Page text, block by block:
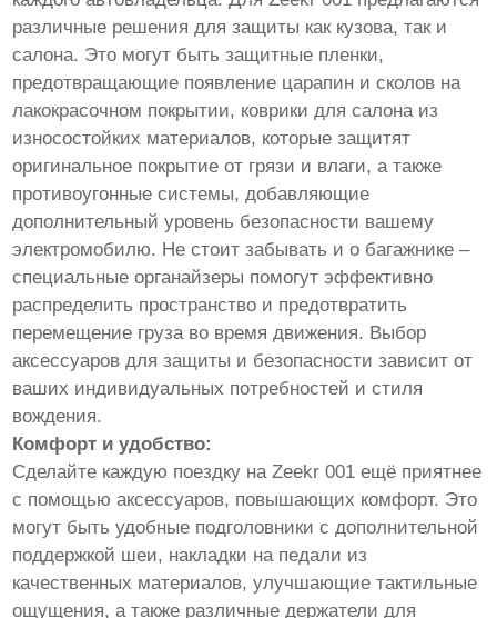
различные решения для защиты как кузова, так и
салона. Это могут быть защитные пленки,
предотвращающие появление царапин и сколов на
лакокрасочном покрытии, коврики для салона из
износостойких материалов, которые защитят
оригинальное покрытие от грязи и влаги, а также
противоугонные системы, добавляющие
дополнительный уровень безопасности вашему
электромобилю. Не стоит забывать и о багажнике –
специальные органайзеры помогут эффективно
распределить пространство и предотвратить
перемещение груза во время движения. Выбор
аксессуаров для защиты и безопасности зависит от
ваших индивидуальных потребностей и стиля
вождения.
Комфорт и удобство:
Сделайте каждую поездку на Zeekr 001 ещё приятнее
с помощью аксессуаров, повышающих комфорт. Это
могут быть удобные подголовники с дополнительной
поддержкой шеи, накладки на педали из
качественных материалов, улучшающие тактильные
ощущения, а также различные держатели для